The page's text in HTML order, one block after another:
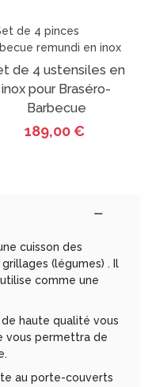
de 4 ustensiles en
inox pour Braséro-
Barbecue
189,00 €
cuisson des
(légumes) . Il
comme une
de haute qualité vous
vous permettra de
au porte-couverts